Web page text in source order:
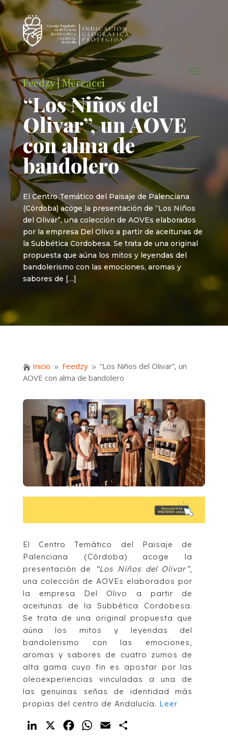
Feedzy|Mercacei
“Los Niños del
Olivar”, un AOVE
con alma de
bandolero
El Centro Temático del Paisaje de Palenciana
(Córdoba) acoge la presentación de “Los Niños
del Olivar”, una colección de AOVEs elaborados
por la empresa Del Olivo a partir de aceitunas de
la Subbética Cordobesa. Se trata de una original
propuesta que aúna los mitos y leyendas del
bandolerismo con las emociones, aromas y
sabores de […]
 Inicio 9 Feedzy 9 “Los Niños del Olivar”, un
AOVE con alma de bandolero
El Centro Temático del Paisaje de
Palenciana (Córdoba) acoge la
presentación de
“Los Niños del Olivar”,
una colección de AOVEs elaborados por
la empresa Del Olivo a partir de
aceitunas de la Subbética Cordobesa.
Se trata de una original propuesta que
aúna los mitos y leyendas del
bandolerismo con las emociones,
aromas y sabores de cuatro zumos de
alta gama cuyo fin es apostar por las
oleoexperiencias vinculadas a una de
las genuinas señas de identidad más
propias del centro de Andalucía. Leer
LinkedIn FacebookWhatsApp
Email